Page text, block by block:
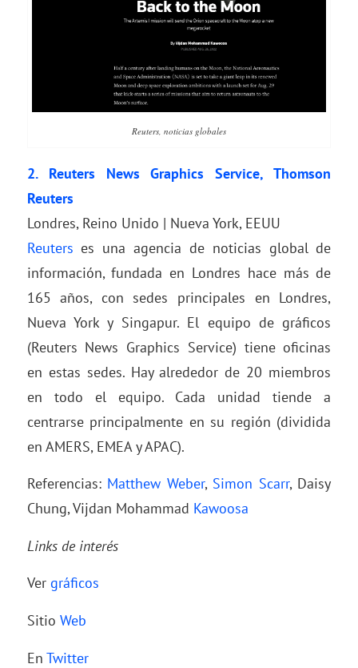
Reuters, noticias globales
2. Reuters News Graphics Service, Thomson
Reuters
Londres, Reino Unido | Nueva York, EEUU
Reuters es una agencia de noticias global de
información, fundada en Londres hace más de
165 años, con sedes principales en Londres,
Nueva York y Singapur. El equipo de gráficos
(Reuters News Graphics Service) tiene oficinas
en estas sedes. Hay alrededor de 20 miembros
en todo el equipo. Cada unidad tiende a
centrarse principalmente en su región (dividida
en AMERS, EMEA y APAC).
Referencias: Matthew Weber, Simon Scarr, Daisy
Chung, Vijdan Mohammad Kawoosa
Links de interés
Ver gráficos
Sitio Web
En Twitter